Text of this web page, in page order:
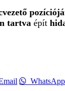
tartva épít
WhatsApp